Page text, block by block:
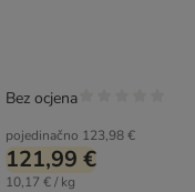
pojedinačno 123,98 €
121,99 €
10,17 € / kg
Bez ocjena